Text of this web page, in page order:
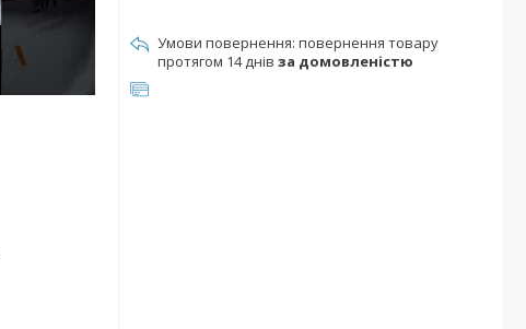
повернення товару
протягом 14 днів за домовленістю